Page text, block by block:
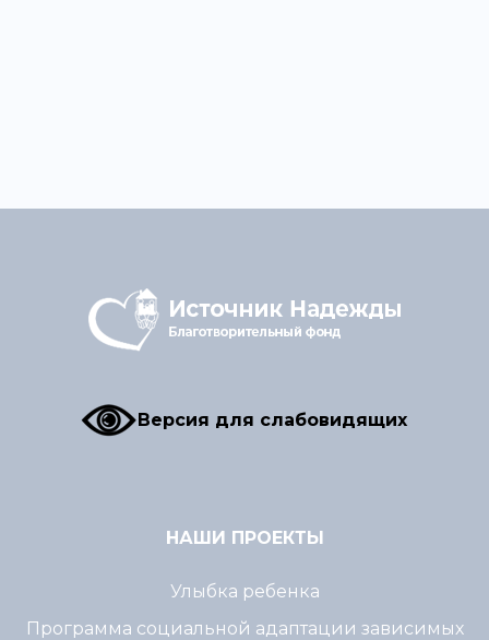
Версия для слабовидящих
НАШИ ПРОЕКТЫ
Улыбка ребенка
Программа социальной адаптации зависимых